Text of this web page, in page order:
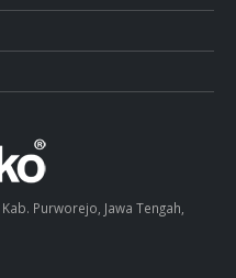
Purworejo, Jawa Tengah,